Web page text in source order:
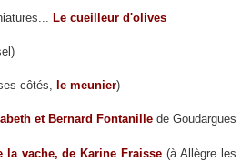
Le cueilleur d'olives
côtés, le meunier)
et Bernard Fontanille de Goudargues
la vache, de Karine Fraisse (à Allègre les